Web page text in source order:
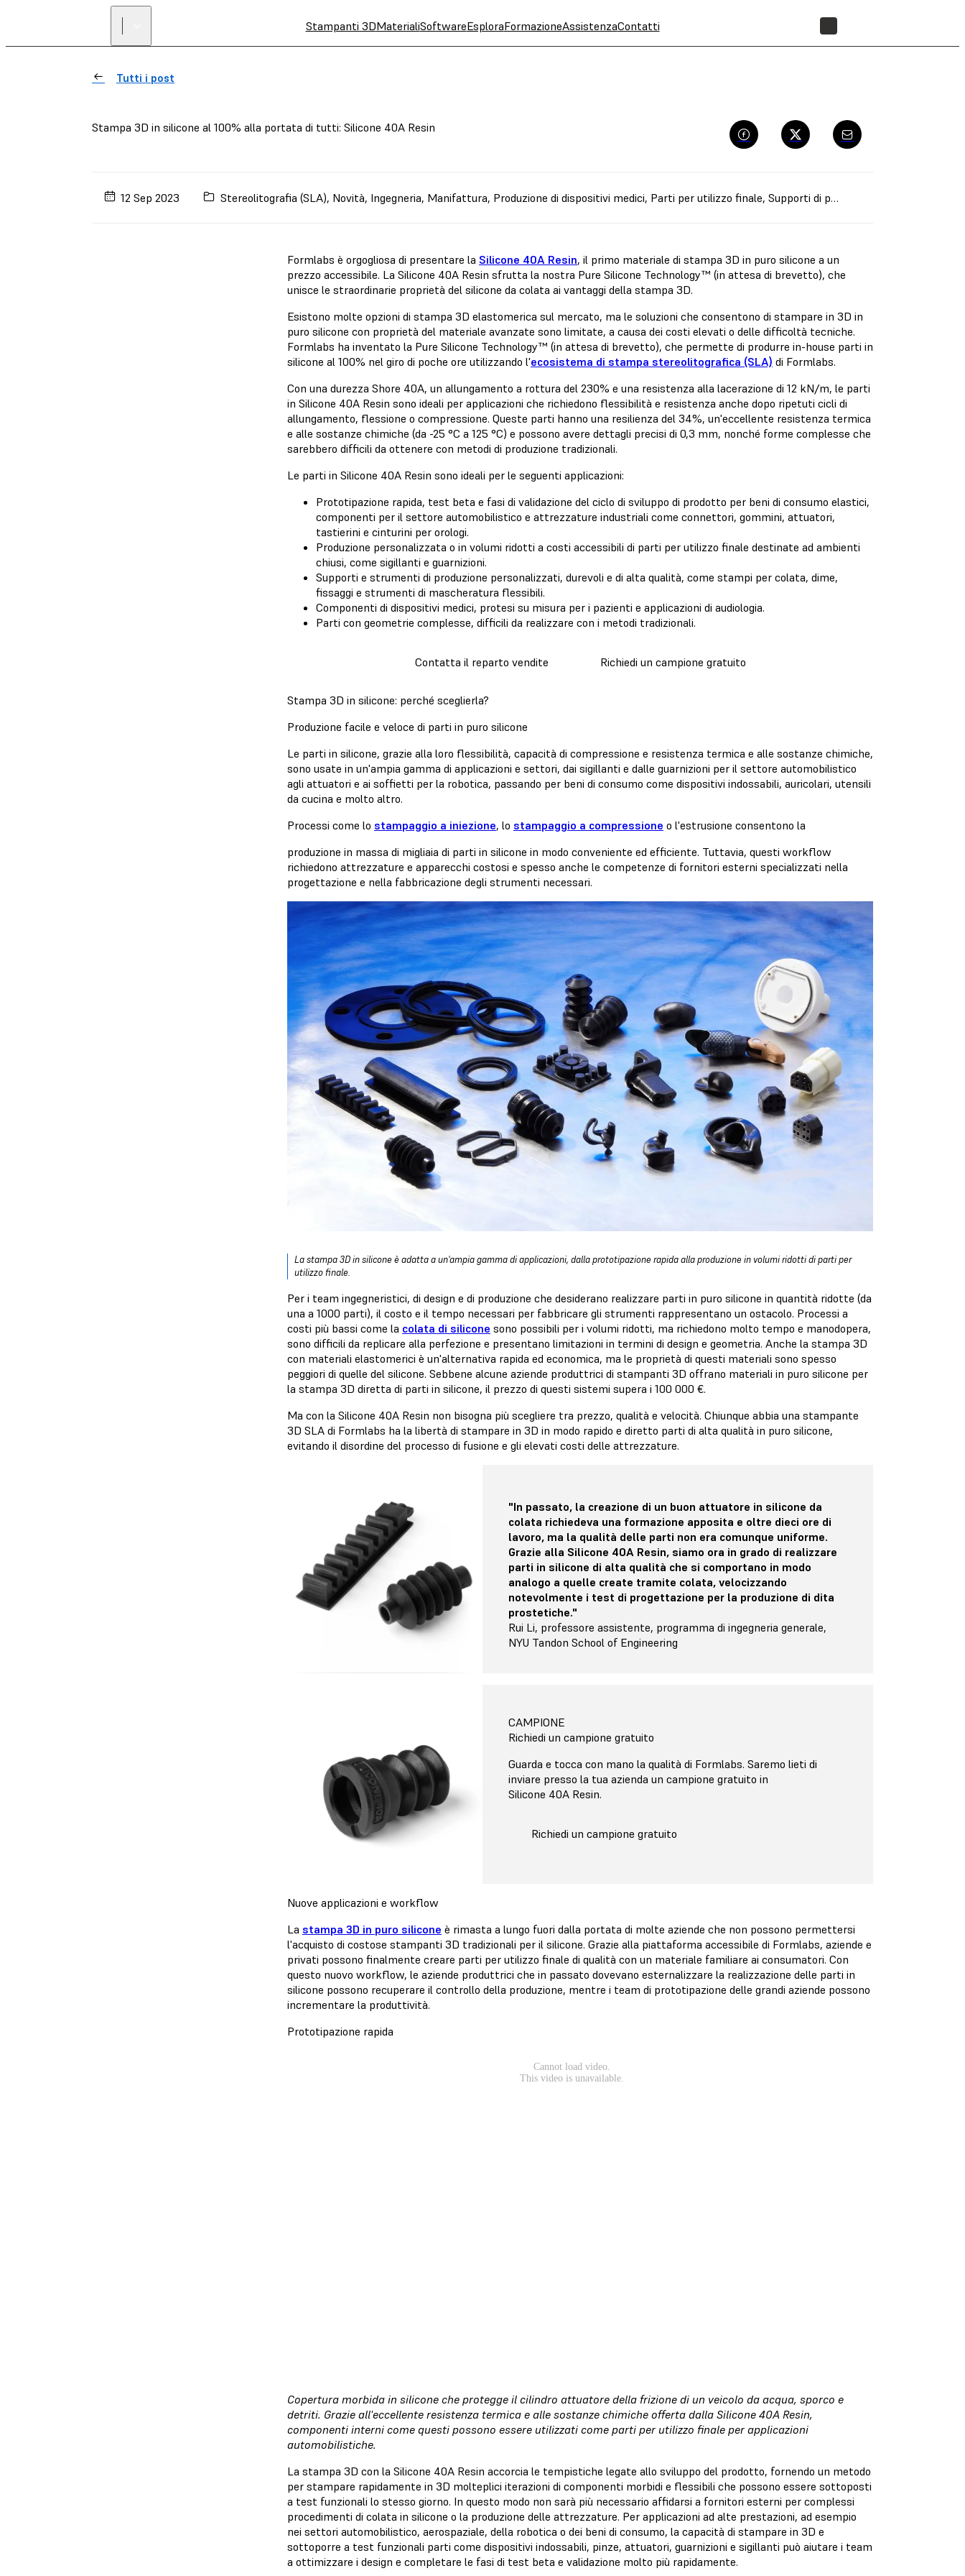
Stampanti 3DMaterialiSoftwareEsploraFormazioneAssistenzaContatti
Tutti i post
Stampa 3D in silicone al 100% alla portata di tutti: Silicone 40A Resin
12 Sep 2023 Stereolitografia (SLA), Novità, Ingegneria, Manifattura, Produzione di dispositivi medici, Parti per utilizzo finale, Supporti di produzione
Formlabs è orgogliosa di presentare la Silicone 40A Resin, il primo materiale di stampa 3D in puro silicone a un
prezzo accessibile. La Silicone 40A Resin sfrutta la nostra Pure Silicone Technology™ (in attesa di brevetto), che
unisce le straordinarie proprietà del silicone da colata ai vantaggi della stampa 3D.
Esistono molte opzioni di stampa 3D elastomerica sul mercato, ma le soluzioni che consentono di stampare in 3D in
puro silicone con proprietà del materiale avanzate sono limitate, a causa dei costi elevati o delle difficoltà tecniche.
Formlabs ha inventato la Pure Silicone Technology™ (in attesa di brevetto), che permette di produrre in-house parti in
silicone al 100% nel giro di poche ore utilizzando l'ecosistema di stampa stereolitografica (SLA) di Formlabs.
Con una durezza Shore 40A, un allungamento a rottura del 230% e una resistenza alla lacerazione di 12 kN/m, le parti
in Silicone 40A Resin sono ideali per applicazioni che richiedono flessibilità e resistenza anche dopo ripetuti cicli di
allungamento, flessione o compressione. Queste parti hanno una resilienza del 34%, un'eccellente resistenza termica
e alle sostanze chimiche (da -25 °C a 125 °C) e possono avere dettagli precisi di 0,3 mm, nonché forme complesse che
sarebbero difficili da ottenere con metodi di produzione tradizionali.
Le parti in Silicone 40A Resin sono ideali per le seguenti applicazioni:
Prototipazione rapida, test beta e fasi di validazione del ciclo di sviluppo di prodotto per beni di consumo elastici,
componenti per il settore automobilistico e attrezzature industriali come connettori, gommini, attuatori,
tastierini e cinturini per orologi.
Produzione personalizzata o in volumi ridotti a costi accessibili di parti per utilizzo finale destinate ad ambienti
chiusi, come sigillanti e guarnizioni.
Supporti e strumenti di produzione personalizzati, durevoli e di alta qualità, come stampi per colata, dime,
fissaggi e strumenti di mascheratura flessibili.
Componenti di dispositivi medici, protesi su misura per i pazienti e applicazioni di audiologia.
Parti con geometrie complesse, difficili da realizzare con i metodi tradizionali.
Contatta il reparto vendite Richiedi un campione gratuito
Stampa 3D in silicone: perché sceglierla?
Produzione facile e veloce di parti in puro silicone
Le parti in silicone, grazie alla loro flessibilità, capacità di compressione e resistenza termica e alle sostanze chimiche,
sono usate in un'ampia gamma di applicazioni e settori, dai sigillanti e dalle guarnizioni per il settore automobilistico
agli attuatori e ai soffietti per la robotica, passando per beni di consumo come dispositivi indossabili, auricolari, utensili
da cucina e molto altro.
Processi come lo stampaggio a iniezione, lo stampaggio a compressione o l'estrusione consentono la
produzione in massa di migliaia di parti in silicone in modo conveniente ed efficiente. Tuttavia, questi workflow
richiedono attrezzature e apparecchi costosi e spesso anche le competenze di fornitori esterni specializzati nella
progettazione e nella fabbricazione degli strumenti necessari.
La stampa 3D in silicone è adatta a un'ampia gamma di applicazioni, dalla prototipazione rapida alla produzione in volumi ridotti di parti per
utilizzo finale.
Per i team ingegneristici, di design e di produzione che desiderano realizzare parti in puro silicone in quantità ridotte (da
una a 1000 parti), il costo e il tempo necessari per fabbricare gli strumenti rappresentano un ostacolo. Processi a
costi più bassi come la colata di silicone sono possibili per i volumi ridotti, ma richiedono molto tempo e manodopera,
sono difficili da replicare alla perfezione e presentano limitazioni in termini di design e geometria. Anche la stampa 3D
con materiali elastomerici è un'alternativa rapida ed economica, ma le proprietà di questi materiali sono spesso
peggiori di quelle del silicone. Sebbene alcune aziende produttrici di stampanti 3D offrano materiali in puro silicone per
la stampa 3D diretta di parti in silicone, il prezzo di questi sistemi supera i 100 000 €.
Ma con la Silicone 40A Resin non bisogna più scegliere tra prezzo, qualità e velocità. Chiunque abbia una stampante
3D SLA di Formlabs ha la libertà di stampare in 3D in modo rapido e diretto parti di alta qualità in puro silicone,
evitando il disordine del processo di fusione e gli elevati costi delle attrezzature.
"In passato, la creazione di un buon attuatore in silicone da
colata richiedeva una formazione apposita e oltre dieci ore di
lavoro, ma la qualità delle parti non era comunque uniforme.
Grazie alla Silicone 40A Resin, siamo ora in grado di realizzare
parti in silicone di alta qualità che si comportano in modo
analogo a quelle create tramite colata, velocizzando
notevolmente i test di progettazione per la produzione di dita
prostetiche."
Rui Li, professore assistente, programma di ingegneria generale,
NYU Tandon School of Engineering
CAMPIONE
Richiedi un campione gratuito
Guarda e tocca con mano la qualità di Formlabs. Saremo lieti di
inviare presso la tua azienda un campione gratuito in
Silicone 40A Resin.
Richiedi un campione gratuito
Nuove applicazioni e workflow
La stampa 3D in puro silicone è rimasta a lungo fuori dalla portata di molte aziende che non possono permettersi
l'acquisto di costose stampanti 3D tradizionali per il silicone. Grazie alla piattaforma accessibile di Formlabs, aziende e
privati possono finalmente creare parti per utilizzo finale di qualità con un materiale familiare ai consumatori. Con
questo nuovo workflow, le aziende produttrici che in passato dovevano esternalizzare la realizzazione delle parti in
silicone possono recuperare il controllo della produzione, mentre i team di prototipazione delle grandi aziende possono
incrementare la produttività.
Prototipazione rapida
Copertura morbida in silicone che protegge il cilindro attuatore della frizione di un veicolo da acqua, sporco e
detriti. Grazie all'eccellente resistenza termica e alle sostanze chimiche offerta dalla Silicone 40A Resin,
componenti interni come questi possono essere utilizzati come parti per utilizzo finale per applicazioni
automobilistiche.
La stampa 3D con la Silicone 40A Resin accorcia le tempistiche legate allo sviluppo del prodotto, fornendo un metodo
per stampare rapidamente in 3D molteplici iterazioni di componenti morbidi e flessibili che possono essere sottoposti
a test funzionali lo stesso giorno. In questo modo non sarà più necessario affidarsi a fornitori esterni per complessi
procedimenti di colata in silicone o la produzione delle attrezzature. Per applicazioni ad alte prestazioni, ad esempio
nei settori automobilistico, aerospaziale, della robotica o dei beni di consumo, la capacità di stampare in 3D e
sottoporre a test funzionali parti come dispositivi indossabili, pinze, attuatori, guarnizioni e sigillanti può aiutare i team
a ottimizzare i design e completare le fasi di test beta e validazione molto più rapidamente.